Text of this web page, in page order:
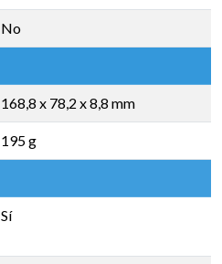
No
168,8 x 78,2 x 8,8 mm
195 g
Sí